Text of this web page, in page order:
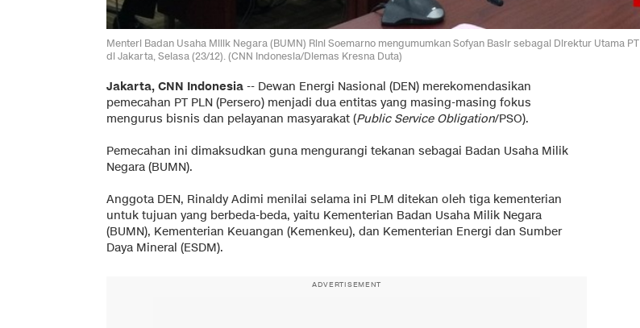
Menteri Badan Usaha Milik Negara (BUMN) Rini Soemarno mengumumkan Sofyan Basir sebagai Direktur Utama
di Jakarta, Selasa (23/12). (CNN Indonesia/Diemas Kresna Duta)
Jakarta, CNN Indonesia -- Dewan Energi Nasional (DEN) merekomendasikan
pemecahan PT PLN (Persero) menjadi dua entitas yang masing-masing fokus
mengurus bisnis dan pelayanan masyarakat (Public Service Obligation/PSO).
Pemecahan ini dimaksudkan guna mengurangi tekanan sebagai Badan Usaha Milik
Negara (BUMN).
Anggota DEN, Rinaldy Adimi menilai selama ini PLM ditekan oleh tiga kementerian
untuk tujuan yang berbeda-beda, yaitu Kementerian Badan Usaha Milik Negara
(BUMN), Kementerian Keuangan (Kemenkeu), dan Kementerian Energi dan Sumber
Daya Mineral (ESDM).
ADVERTISEMENT